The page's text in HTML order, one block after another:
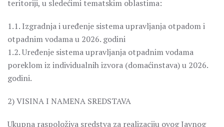
teritoriji, u sledećimi tematskim oblastima:
1.1. Izgradnja i uređenje sistema upravljanja otpadom i
otpadnim vodama u 2026. godini
1.2. Uređenje sistema upravljanja otpadnim vodama
poreklom iz individualnih izvora (domaćinstava) u 2026.
godini.
2) VISINA I NAMENA SREDSTAVA
Ukupna raspoloživa sredstva za realizaciju ovog Javnog